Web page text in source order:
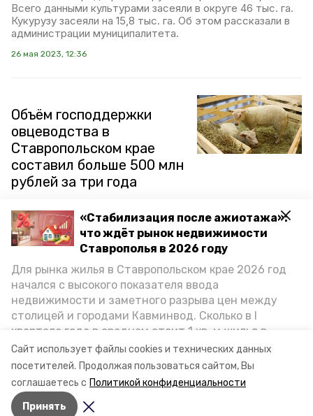
Сайт использует файлы cookies и технических данных
посетителей. Продолжая пользоваться сайтом, Вы
соглашаетесь с Политикой конфиденциальности
Принять
«Стабилизация после ажиотажа»:
что ждёт рынок недвижимости
Ставрополья в 2026 году
Для рынка жилья в Ставропольском крае 2026 год
начался с высокого показателя ввода
недвижимости и заметного разрыва цен между
столицей и городами Кавминвод. Сколько в I
квартале года в среднем стоит 1 кв. м жилья в
городах и округах региона, как изменился спрос на
первичку и вторичку, какова себестоимость
стройки собственного жилья в этом году и какие
прогнозы о стоимости квадратных метров дают
эксперты, выясняла корреспондент «Победы26».
Всего данными культурами засеяли в округе 46 тыс. га.
Кукурузу засеяли на 15,8 тыс. га. Об этом рассказали в
администрации муниципалитета.
26 мая 2023, 12:36
Объём господдержки
овцеводства в
Ставропольском крае
составил больше 500 млн
рублей за три года
По итогам прошлого года хозяйства всех категорий на
Ставрополье произвели 29,5 тыс. тонн баранины. В том
числе большой вклад внесли крестьянские фермерские
хозяйства - они произвели 15,3 тыс. тонн. Об этом
рассказали в правительстве региона.
24 января 2023, 11:10
Разделы
Новости